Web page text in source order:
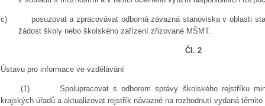
c)
posuzovat a zpracovávat odborná závazná stanoviska v oblasti
žádost školy nebo školského zařízení zřizované MŠMT.
Čl. 2
Ústavu pro informace ve vzdělávání
(1)
Spolupracovat s odborem správy školského rejstříku
krajských úřadů a aktualizovat rejstřík návazně na rozhodnutí vydaná těmito